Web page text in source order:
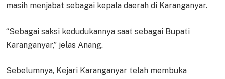
masih menjabat sebagai kepala daerah di Karanganyar.
“Sebagai saksi kedudukannya saat sebagai Bupati
Karanganyar,” jelas Anang.
Sebelumnya, Kejari Karanganyar telah membuka